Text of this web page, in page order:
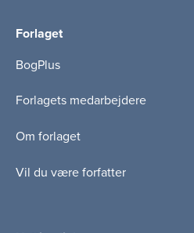
Forlaget
BogPlus
Forlagets medarbejdere
Om forlaget
Vil du være forfatter